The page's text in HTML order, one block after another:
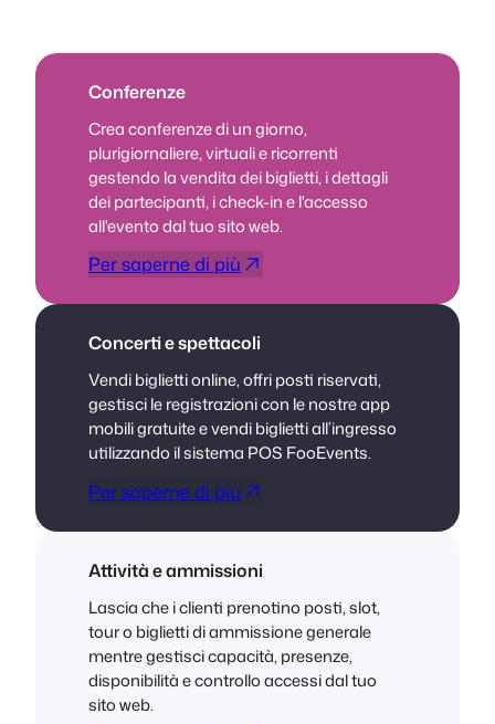
Conferenze
Crea conferenze di un giorno,
plurigiornaliere, virtuali e ricorrenti
gestendo la vendita dei biglietti, i dettagli
dei partecipanti, i check-in e l'accesso
all'evento dal tuo sito web.
Per saperne di più
Concerti e spettacoli
Vendi biglietti online, offri posti riservati,
gestisci le registrazioni con le nostre app
mobili gratuite e vendi biglietti all’ingresso
utilizzando il sistema POS FooEvents.
Per saperne di più
Attività e ammissioni
Lascia che i clienti prenotino posti, slot,
tour o biglietti di ammissione generale
mentre gestisci capacità, presenze,
disponibilità e controllo accessi dal tuo
sito web.